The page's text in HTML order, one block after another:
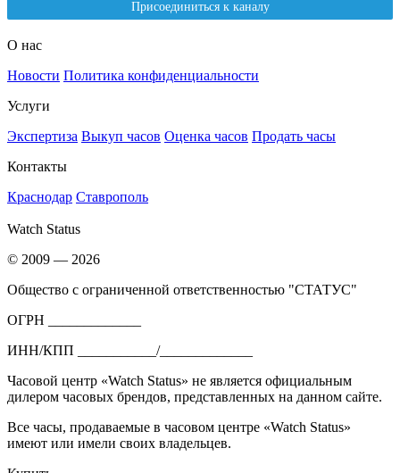
О нас
Новости Политика конфиденциальности
Услуги
Экспертиза Выкуп часов Оценка часов Продать часы
Контакты
Краснодар Ставрополь
Watch Status
© 2009 — 2026
Общество с ограниченной ответственностью "СТАТУС"
ОГРН _____________
ИНН/КПП ___________/_____________
Часовой центр «Watch Status» не является официальным
дилером часовых брендов, представленных на данном сайте.
Все часы, продаваемые в часовом центре «Watch Status»
имеют или имели своих владельцев.